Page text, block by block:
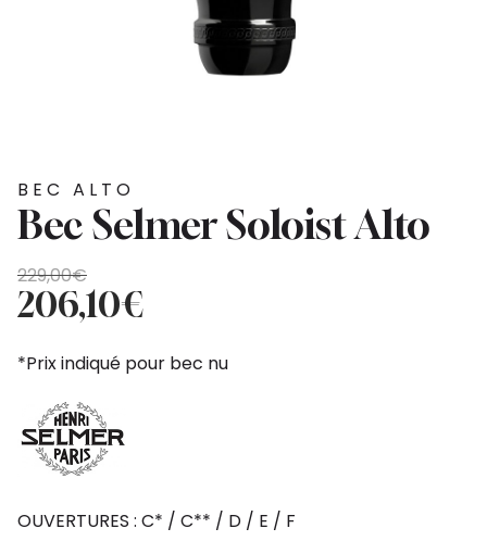
BEC ALTO
Bec Selmer Soloist Alto
229,00€
Le
prix
initial
était :
229,00€.
206,10€
Le
prix
actuel
est :
206,10€.
*Prix indiqué pour bec nu
OUVERTURES : C* / C** / D / E / F